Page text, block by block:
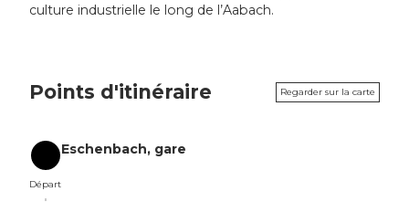
culture industrielle le long de l’Aabach.
Points d'itinéraire Regarder sur la carte
Départ
Départ
Eschenbach, gare